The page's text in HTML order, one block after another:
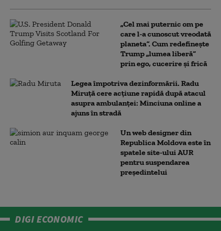
„Cel mai puternic om pe
care l-a cunoscut vreodată
planeta”. Cum redefinește
Trump „lumea liberă”
prin ego, cucerire și frică
Legea împotriva dezinformării. Radu
Miruță cere acțiune rapidă după atacul
asupra ambulanței: Minciuna online a
ajuns în stradă
Un web designer din
Republica Moldova este în
spatele site-ului AUR
pentru suspendarea
președintelui
DIGI ECONOMIC